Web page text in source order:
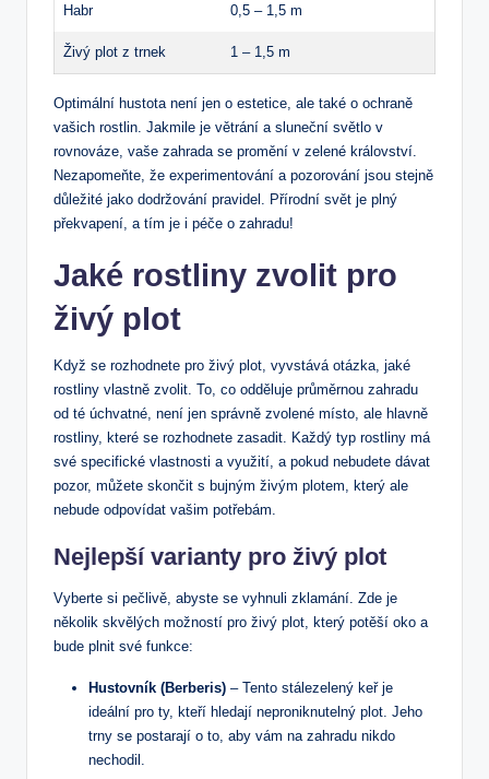
Habr 0,5 – 1,5 m
Živý plot z trnek 1 – 1,5 m
Optimální hustota není jen o estetice, ale také o ochraně
vašich rostlin. Jakmile je větrání a sluneční světlo v
rovnováze, vaše zahrada se promění v zelené království.
Nezapomeňte, že experimentování a pozorování jsou stejně
důležité jako dodržování pravidel. Přírodní svět je plný
překvapení, a tím je i péče o zahradu!
Jaké rostliny zvolit pro
živý plot
Když se rozhodnete pro živý plot, vyvstává otázka, jaké
rostliny vlastně zvolit. To, co odděluje průměrnou zahradu
od té úchvatné, není jen správně zvolené místo, ale hlavně
rostliny, které se rozhodnete zasadit. Každý typ rostliny má
své specifické vlastnosti a využití, a pokud nebudete dávat
pozor, můžete skončit s bujným živým plotem, který ale
nebude odpovídat vašim potřebám.
Nejlepší varianty pro živý plot
Vyberte si pečlivě, abyste se vyhnuli zklamání. Zde je
několik skvělých možností pro živý plot, který potěší oko a
bude plnit své funkce:
Hustovník (Berberis) – Tento stálezelený keř je
ideální pro ty, kteří hledají neproniknutelný plot. Jeho
trny se postarají o to, aby vám na zahradu nikdo
nechodil.